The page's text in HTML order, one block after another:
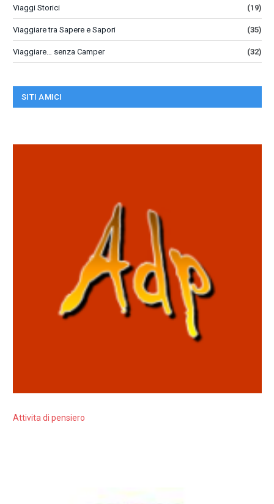
Viaggi Storici (19)
Viaggiare tra Sapere e Sapori (35)
Viaggiare… senza Camper (32)
SITI AMICI
Attivita di pensiero